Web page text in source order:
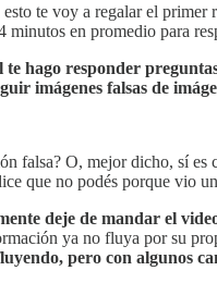
te voy a regalar el primer
minutos en promedio para
responder
imágenes falsas de
falsa? O, mejor dicho, sí
que no podés porque vio
deje de mandar el
ya no fluya por su
pero con algunos